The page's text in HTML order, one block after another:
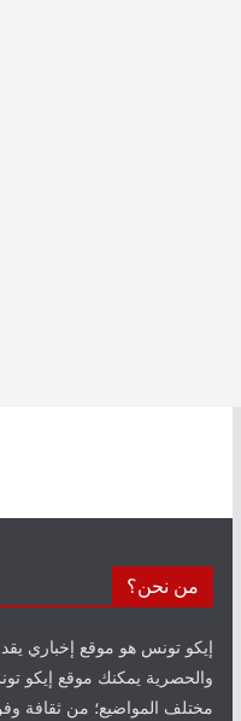
من نحن؟
إيكو تونس هو موقع إخباري
والحصرية يمكنك موقع إيكو
مختلف المواضيع؛ من ثقافة